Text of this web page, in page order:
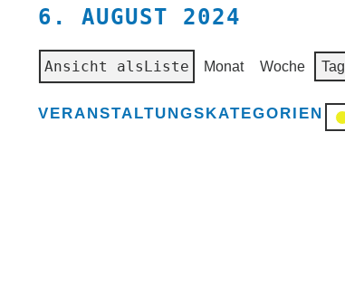
6. AUGUST 2024
Ansicht alsListe Monat Woche Tag
VERANSTALTUNGSKATEGORIEN